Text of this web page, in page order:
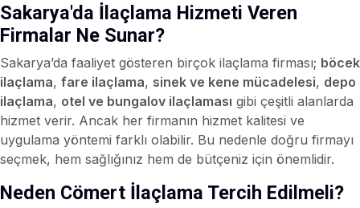
Sakarya'da İlaçlama Hizmeti Veren
Firmalar Ne Sunar?
Sakarya’da faaliyet gösteren birçok ilaçlama firması; böcek
ilaçlama, fare ilaçlama, sinek ve kene mücadelesi, depo
ilaçlama, otel ve bungalov ilaçlaması gibi çeşitli alanlarda
hizmet verir. Ancak her firmanın hizmet kalitesi ve
uygulama yöntemi farklı olabilir. Bu nedenle doğru firmayı
seçmek, hem sağlığınız hem de bütçeniz için önemlidir.
Neden Cömert İlaçlama Tercih Edilmeli?